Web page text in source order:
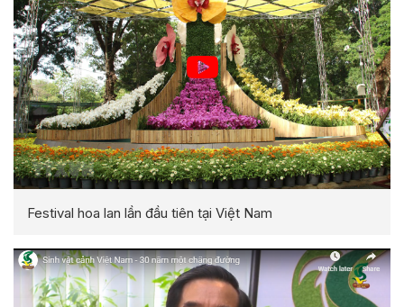
Festival hoa lan lần đầu tiên tại Việt Nam